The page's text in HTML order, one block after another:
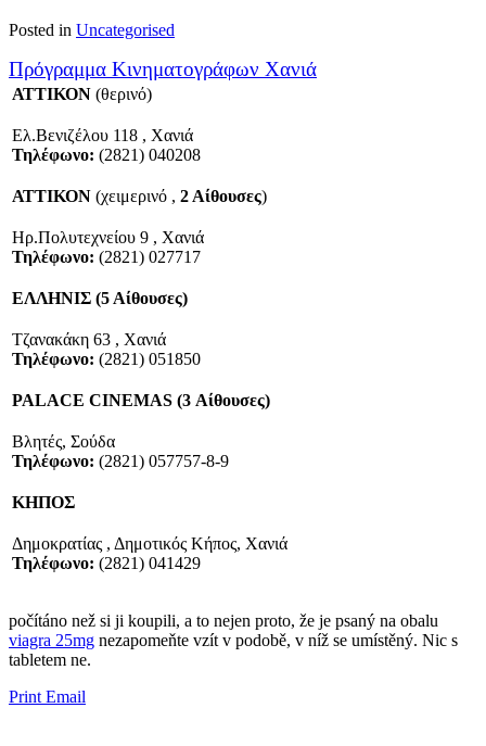
Posted in Uncategorised
Πρόγραμμα Κινηματογράφων Χανιά
ΑΤΤΙΚΟΝ (θερινό)
Ελ.Βενιζέλου 118 , Χανιά
Τηλέφωνο: (2821) 040208
ΑΤΤΙΚΟΝ (χειμερινό , 2 Αίθουσες)
Ηρ.Πολυτεχνείου 9 , Χανιά
Τηλέφωνο: (2821) 027717
ΕΛΛΗΝΙΣ (5 Αίθουσες)
Τζανακάκη 63 , Χανιά
Τηλέφωνο: (2821) 051850
PALACE CINEMAS (3 Αίθουσες)
Βλητές, Σούδα
Τηλέφωνο: (2821) 057757-8-9
ΚΗΠΟΣ
Δημοκρατίας , Δημοτικός Κήπος, Χανιά
Τηλέφωνο: (2821) 041429
​​počítáno než si ji ​​koupili, a to nejen proto, že je psaný na obalu
viagra 25mg ​​nezapomeňte vzít v podobě, v níž se umístěný. Nic s
tabletem ne.
Print Email